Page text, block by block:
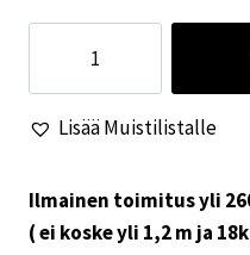
Elegant
12V.
10
määrä
Lisää Muistilistalle
Ilmainen toimitus yli
( ei koske yli 1,2 m ja